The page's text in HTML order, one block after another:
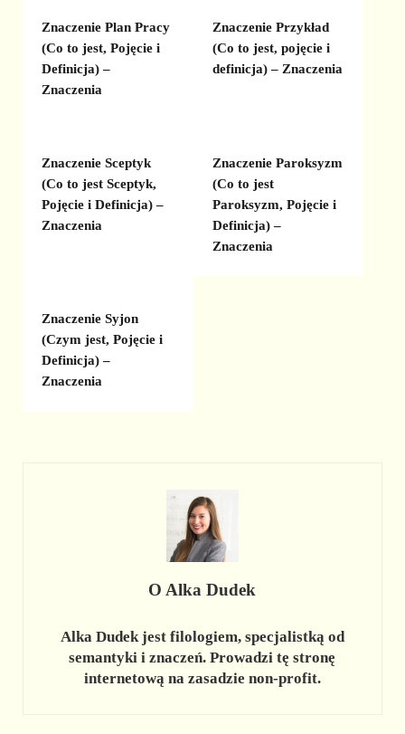
Znaczenie Plan Pracy
(Co to jest, Pojęcie i
Definicja) –
Znaczenia
Znaczenie Przykład
(Co to jest, pojęcie i
definicja) – Znaczenia
Znaczenie Sceptyk
(Co to jest Sceptyk,
Pojęcie i Definicja) –
Znaczenia
Znaczenie Paroksyzm
(Co to jest
Paroksyzm, Pojęcie i
Definicja) –
Znaczenia
Znaczenie Syjon
(Czym jest, Pojęcie i
Definicja) –
Znaczenia
O Alka Dudek
Alka Dudek jest filologiem, specjalistką od
semantyki i znaczeń. Prowadzi tę stronę
internetową na zasadzie non-profit.